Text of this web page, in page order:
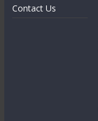
Contact Us